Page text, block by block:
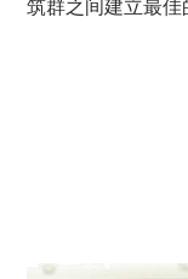
筑群之间建立最佳